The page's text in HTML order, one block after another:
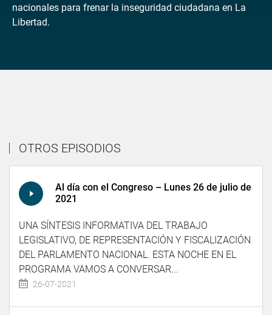
nacionales para frenar la inseguridad ciudadana en La
Libertad.
OTROS EPISODIOS
Al día con el Congreso – Lunes 26 de julio de
2021
UNA SÍNTESIS INFORMATIVA DEL TRABAJO
LEGISLATIVO, DE REPRESENTACIÓN Y FISCALIZACIÓN
DEL PARLAMENTO NACIONAL. ESTA NOCHE EN EL
PROGRAMA VAMOS A CONVERSAR...
26-07-2021